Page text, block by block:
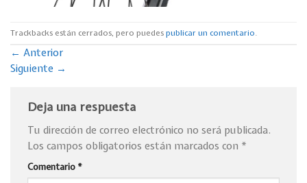
Trackbacks están cerrados, pero puedespublicar un comentario.
← Anterior
Siguiente →
Deja una respuesta
Tu dirección de correo electrónico no será publicada.
Los campos obligatorios están marcados con *
Comentario *